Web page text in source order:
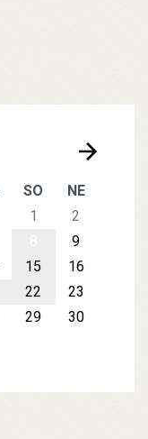
SO
NE
1
2
9
15
16
22
23
29
30